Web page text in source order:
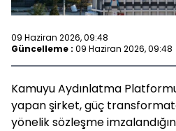
09 Haziran 2026, 09:48
Güncelleme : 09 Haziran 2026, 09:48
Kamuyu Aydınlatma
yapan şirket, güç
yönelik sözleşme